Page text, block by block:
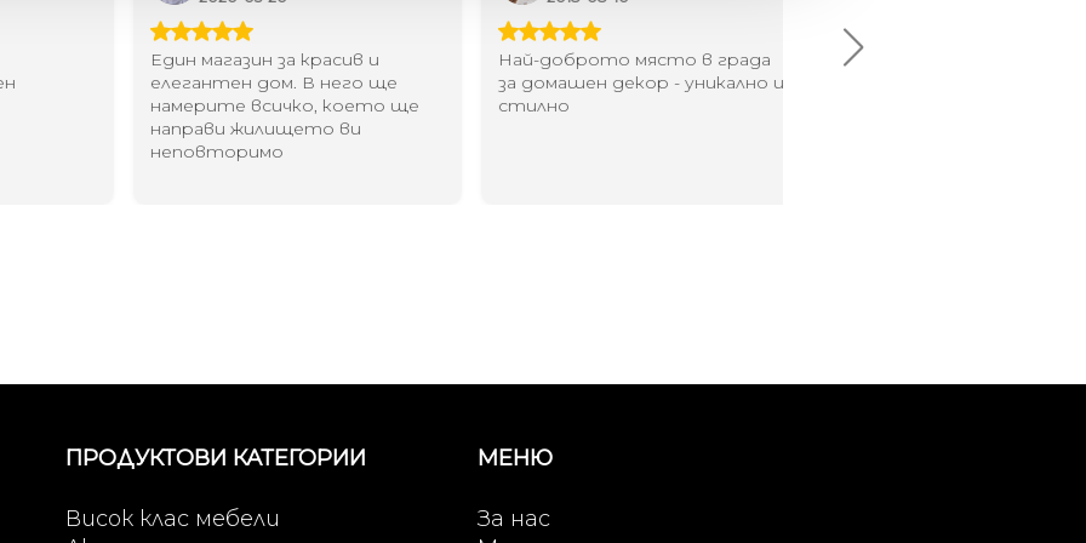
Един магазин за красив и
елегантен дом. В него ще
намерите всичко, което ще
направи жилището ви
неповторимо
Най-доброто място в града
за домашен декор - уникално и
стилно
Хареса ми
ПРОДУКТОВИ КАТЕГОРИИ
Висок клас мебели
МЕНЮ
За нас